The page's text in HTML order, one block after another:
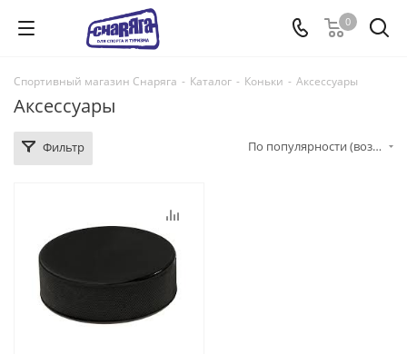
0
Спортивный магазин Снаряга - Каталог - Коньки - Аксессуары
Аксессуары
Фильтр По популярности (возрастание)